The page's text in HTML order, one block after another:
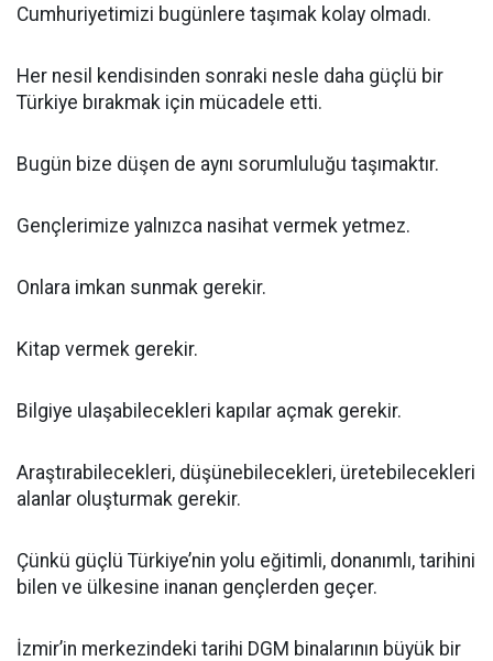
Cumhuriyetimizi bugünlere taşımak kolay olmadı.
Her nesil kendisinden sonraki nesle daha güçlü bir
Türkiye bırakmak için mücadele etti.
Bugün bize düşen de aynı sorumluluğu taşımaktır.
Gençlerimize yalnızca nasihat vermek yetmez.
Onlara imkan sunmak gerekir.
Kitap vermek gerekir.
Bilgiye ulaşabilecekleri kapılar açmak gerekir.
Araştırabilecekleri, düşünebilecekleri, üretebilecekleri
alanlar oluşturmak gerekir.
Çünkü güçlü Türkiye’nin yolu eğitimli, donanımlı, tarihini
bilen ve ülkesine inanan gençlerden geçer.
İzmir’in merkezindeki tarihi DGM binalarının büyük bir